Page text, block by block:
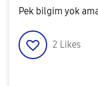
Pek bilgim yok
2 Likes